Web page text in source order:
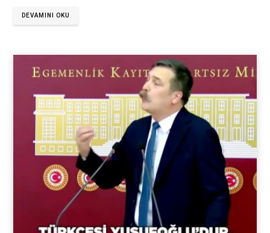
DEVAMINI OKU